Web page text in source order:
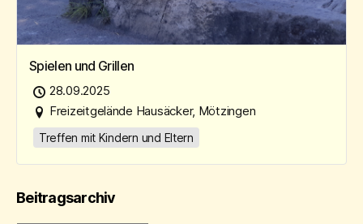
Spielen und Grillen
28.09.2025
Freizeitgelände Hausäcker, Mötzingen
Treffen mit Kindern und Eltern
Beitragsarchiv